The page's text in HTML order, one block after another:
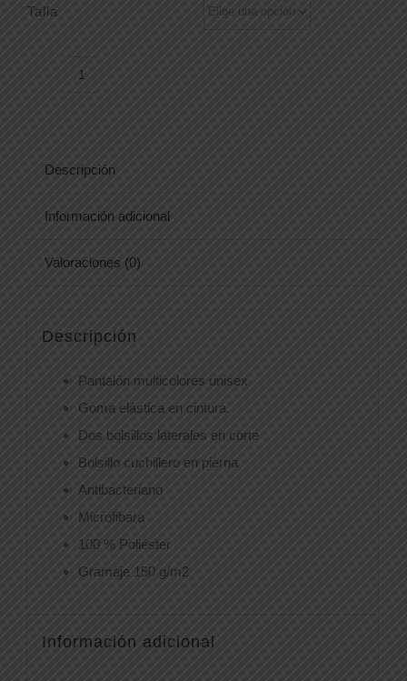
Talla
Descripción
Información adicional
Valoraciones (0)
Descripción
Pantalón multicolores unisex
Goma elástica en cintura.
Dos bolsillos laterales en corte
Bolsillo cuchillero en pierna
Antibacteriano
Microfibara
100 % Poliéster
Gramaje 150 g/m2
Información adicional